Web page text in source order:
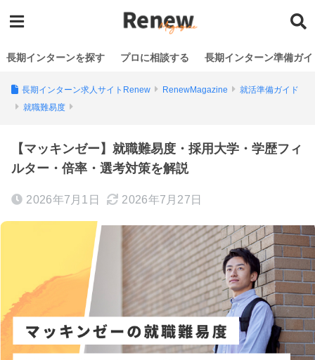
長期インターンを探す プロに相談する 長期インターン準備ガイ
長期インターン求人サイトRenew RenewMagazine
就活準備ガイド
就職難易度
【マッキンゼー】就職難易度・採用大学・学歴フィ
ルター・倍率・選考対策を解説
2026年7月1日 2026年7月27日